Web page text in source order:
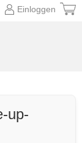
up-
Einloggen